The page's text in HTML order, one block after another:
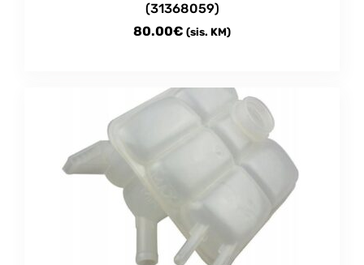
(31368059)
80.00€ (sis. KM)